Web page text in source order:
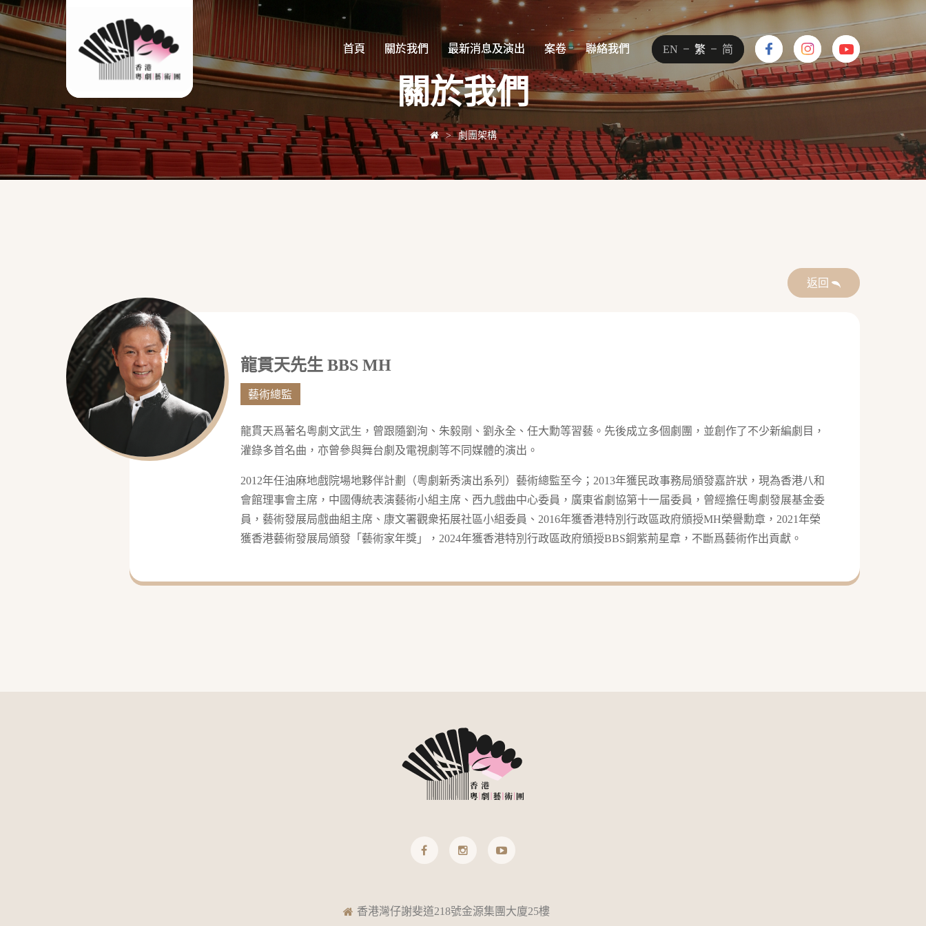
首頁 關於我們 最新消息及演出 案卷 聯絡我們 EN 繁 简
首頁 關於我們 最新消息及演出 案卷 聯絡我們 EN 繁 简
關於我們
> 劇團架構
返回
龍貫天先生 BBS MH
藝術總監
龍貫天爲著名粵劇文武生，曾跟隨劉洵、朱毅剛、劉永全、任大勳等習藝。先後成立多個劇團，並創作了不少新編劇目，
灌錄多首名曲，亦曾參與舞台劇及電視劇等不同媒體的演出。
2012年任油麻地戲院場地夥伴計劃（粵劇新秀演出系列）藝術總監至今；2013年獲民政事務局頒發嘉許狀，現為香港八和
會館理事會主席，中國傳統表演藝術小組主席、西九戲曲中心委員，廣東省劇協第十一届委員，曾經擔任粵劇發展基金委
員，藝術發展局戲曲組主席、康文署觀衆拓展社區小組委員、2016年獲香港特別行政區政府頒授MH榮譽勳章，2021年榮
獲香港藝術發展局頒發「藝術家年獎」，2024年獲香港特別行政區政府頒授BBS銅紫荊星章，不斷爲藝術作出貢獻。
香港灣仔謝斐道218號金源集團大廈25樓